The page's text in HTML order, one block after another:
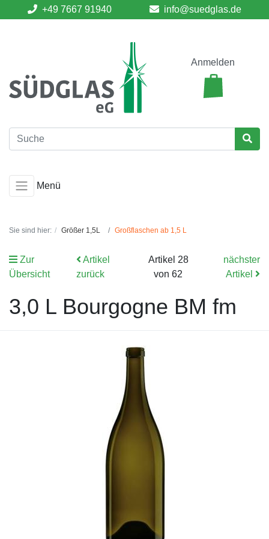
+49 7667 91940 info@suedglas.de
Anmelden
Menü
Sie sind hier: Größer 1,5L Großflaschen ab 1,5 L
Zur
Übersicht
Artikel
zurück
Artikel 28
von 62
nächster
Artikel
3,0 L Bourgogne BM fm